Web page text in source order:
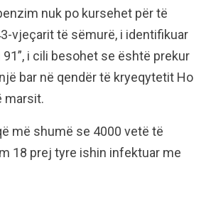
nuk po kursehet për të
vjeçarit të sëmurë, i identifikuar
i cili besohet se është prekur
bar në qendër të kryeqytetit Ho
marsit.
më shumë se 4000 vetë të
18 prej tyre ishin infektuar me